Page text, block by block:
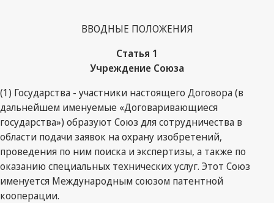
ВВОДНЫЕ ПОЛОЖЕНИЯ
Статья 1
Учреждение Союза
(1) Государства - участники настоящего Договора (в
дальнейшем именуемые «Договаривающиеся
государства») образуют Союз для сотрудничества в
области подачи заявок на охрану изобретений,
проведения по ним поиска и экспертизы, а также по
оказанию специальных технических услуг. Этот Союз
именуется Международным союзом патентной
кооперации.